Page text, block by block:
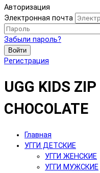
Авторизация
Электронная почта
Забыли пароль?
Войти
Регистрация
UGG KIDS
CHOCOLATE
Главная
УГГИ ДЕТСКИЕ
УГГИ ЖЕНСКИЕ
УГГИ МУЖСКИЕ